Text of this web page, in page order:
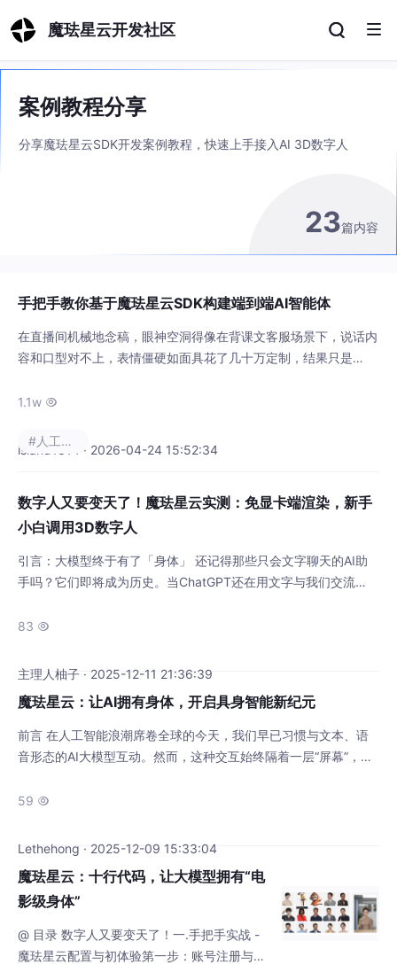
魔珐星云开发社区
案例教程分享
分享魔珐星云SDK开发案例教程，快速上手接入AI 3D数字人
23篇内容
手把手教你基于魔珐星云SDK构建端到端AI智能体
在直播间机械地念稿，眼神空洞得像在背课文客服场景下，说话内
容和口型对不上，表情僵硬如面具花了几十万定制，结果只是
业的尴尬现实：99%的数字人，只是披着3D外皮的"录音机"。问
求更逼真的建模、更流畅的动作、更高清的渲染。数字人不是"看
1.1w 
island1314 · 2026-04-24 15:52:34
#人工智能
数字人又要变天了！魔珐星云实测：免显卡端渲染，新手
小白调用3D数字人
引言：大模型终于有了「身体」 还记得那些只会文字聊天的AI助
手吗？它们即将成为历史。当ChatGPT还在用文字与我们交流
码，而是拥有了逼真的3D形象。最近我深度体验了魔珐科技推出
具身智能体基础设施这个号称"具身智能基础设施"的平台，承诺让
83 
主理人柚子 · 2025-12-11 21:36:39
魔珐星云：让AI拥有身体，开启具身智能新纪元
前言 在人工智能浪潮席卷全球的今天，我们早已习惯与文本、语
音形态的AI大模型互动。然而，这种交互始终隔着一层“屏幕”，缺
体”，成为一个看得见、能感知、可行动的“具身智能体”？魔珐科技
是一个3D数字人开发工具，更致力于成为具身智能的基础设施，
59 
Lethehong · 2025-12-09 15:33:04
魔珐星云：十行代码，让大模型拥有“电
影级身体”
@ 目录 数字人又要变天了！一.手把手实战 -
魔珐星云配置与初体验第一步：账号注册与应